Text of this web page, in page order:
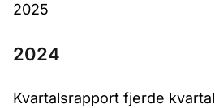
2025
2024
Kvartalsrapport fjerde kvartal